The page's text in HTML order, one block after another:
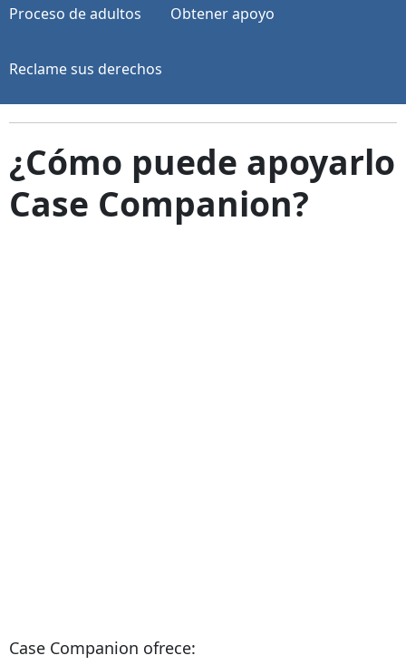
Proceso de adultos Obtener apoyo
Reclame sus derechos
¿Cómo puede apoyarlo
Case Companion?
Case Companion ofrece: